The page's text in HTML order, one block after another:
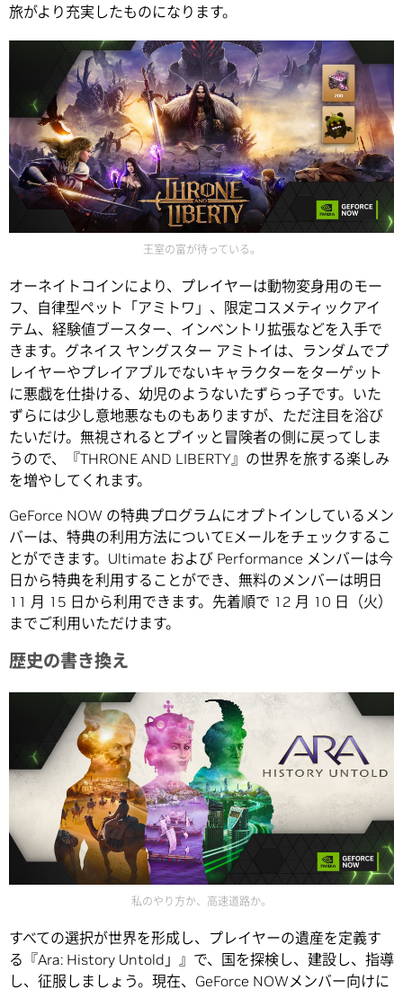
旅がより充実したものになります。
王室の富が待っている。
オーネイトコインにより、プレイヤーは動物変身用のモー
フ、自律型ペット「アミトワ」、限定コスメティックアイ
テム、経験値ブースター、インベントリ拡張などを入手で
きます。グネイス ヤングスター アミトイは、ランダムでプ
レイヤーやプレイアブルでないキャラクターをターゲット
に悪戯を仕掛ける、幼児のようないたずらっ子です。いた
ずらには少し意地悪なものもありますが、ただ注目を浴び
たいだけ。無視されるとプイッと冒険者の側に戻ってしま
うので、『THRONE AND LIBERTY』の世界を旅する楽しみ
を増やしてくれます。
GeForce NOW の特典プログラムにオプトインしているメン
バーは、特典の利用方法についてEメールをチェックするこ
とができます。Ultimate および Performance メンバーは今
日から特典を利用することができ、無料のメンバーは明日
11 月 15 日から利用できます。先着順で 12 月 10 日（火）
までご利用いただけます。
歴史の書き換え
私のやり方か、高速道路か。
すべての選択が世界を形成し、プレイヤーの遺産を定義す
る『Ara: History Untold」』で、国を探検し、建設し、指導
し、征服しましょう。現在、GeForce NOWメンバー向けに